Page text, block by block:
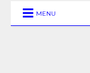
MENU